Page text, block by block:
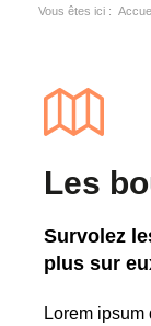
Vous êtes ici :
Les
Survolez
plus sur
Lorem